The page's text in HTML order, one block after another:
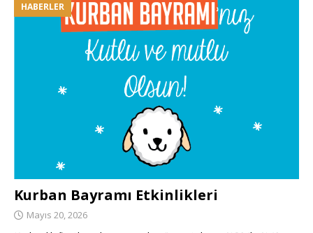
HABERLER
Kurban Bayramı Etkinlikleri
Mayıs 20, 2026